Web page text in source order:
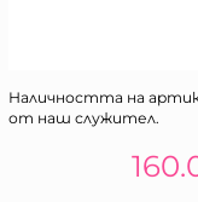
Наличността на
от наш служител.